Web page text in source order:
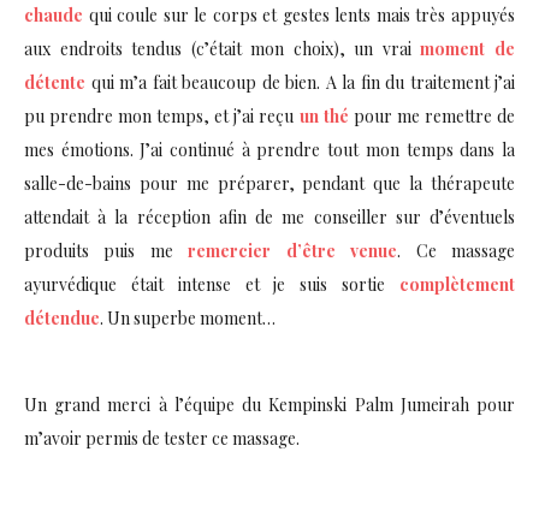
chaude qui coule sur le corps et gestes lents mais très appuyés
aux endroits tendus (c’était mon choix), un vraimoment de
détente qui m’a fait beaucoup de bien. A la fin du traitement j’ai
pu prendre mon temps, et j’ai reçu un thé pour me remettre de
mes émotions. J’ai continué à prendre tout mon temps dans la
salle-de-bains pour me préparer, pendant que la thérapeute
attendait à la réception afin de me conseiller sur d’éventuels
produits puis meremercier d’être venue. Ce massage
ayurvédique était intense et je suis sortie complètement
détendue. Un superbe moment…
Un grand merci à l’équipe du Kempinski Palm Jumeirah pour
m’avoir permis de tester ce massage.